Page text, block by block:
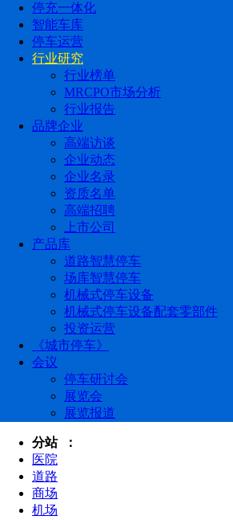
停充一体化
智能车库
停车运营
行业研究
行业榜单
MRCPO市场分析
行业报告
品牌企业
高端访谈
企业动态
企业名录
资质名单
高端招聘
上市公司
产品库
道路智慧停车
场库智慧停车
机械式停车设备
机械式停车设备配套零部件
投资运营
《城市停车》
会议
停车研讨会
展览会
展览报道
分站 ：
医院
道路
商场
机场